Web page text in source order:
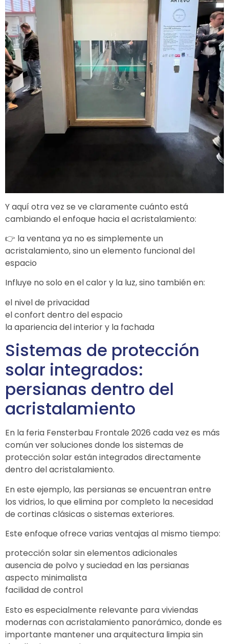
Y aquí otra vez se ve claramente cuánto está
cambiando el enfoque hacia el acristalamiento:
👉 la ventana ya no es simplemente un
acristalamiento, sino un elemento funcional del
espacio
Influye no solo en el calor y la luz, sino también en:
el nivel de privacidad
el confort dentro del espacio
la apariencia del interior y la fachada
Sistemas de protección
solar integrados:
persianas dentro del
acristalamiento
En la feria Fensterbau Frontale 2026 cada vez es más
común ver soluciones donde los sistemas de
protección solar están integrados directamente
dentro del acristalamiento.
En este ejemplo, las persianas se encuentran entre
los vidrios, lo que elimina por completo la necesidad
de cortinas clásicas o sistemas exteriores.
Este enfoque ofrece varias ventajas al mismo tiempo:
protección solar sin elementos adicionales
ausencia de polvo y suciedad en las persianas
aspecto minimalista
facilidad de control
Esto es especialmente relevante para viviendas
modernas con acristalamiento panorámico, donde es
importante mantener una arquitectura limpia sin